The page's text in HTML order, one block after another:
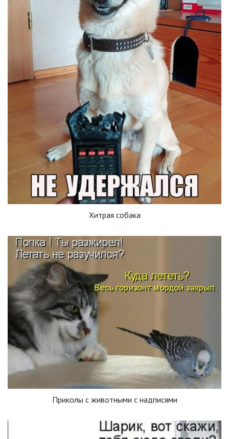
Хитрая собака
Приколы с животными с надписями